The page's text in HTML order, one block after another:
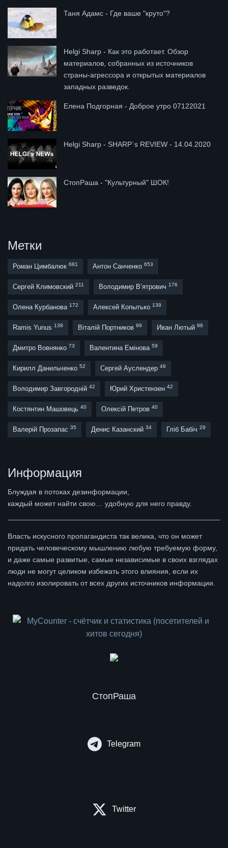
Таня Адамс - Где ваше "круто"?
Helgi Sharp - Как это работает. Обзор
материалов, собранных из источников
страны-агрессора и открытых материалов
западных разведок.
Елена Подгорная - Доброе утро 07122021
Helgi Sharp - SHARP`s REVIEW - 14.04.2020
СтопРаша - "Культурный" ШОК!
Метки
Роман Цимбалюк 681 Антон Санченко 653
Сергей Климовский 211 Володимир В’ятрович 176
Олена Курбанова 172 Алексей Копытько 139
Ramis Yunus 138 Віталій Портников 99 Иван Лютый 98
Дмитро Вовнянко 73 Валентина Емінова 59
Кирилл Данильченко 52 Сергей Ауслендер 49
Володимир Завгородній 42 Юрий Христензен 42
Костянтин Машовець 40 Олексій Петров 40
Валерій Прозапас 35 Денис Казанский 34 Гліб Бабіч 29
Информация
Блуждая в потоках дезинформации,
каждый может найти свою… удобную для него правду.
Власть искусного пропагандиста так велика, что он может
придать человеческому мышлению любую требуемую форму,
и даже самые развитые, самые независимые в своих взглядах
люди не могут целиком избежать этого влияния, если их
надолго изолировать от всех других источников информации.
СтопРаша
Telegram
Twitter